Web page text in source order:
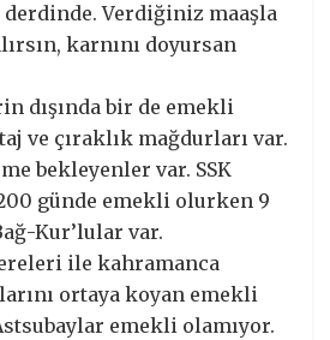
derdinde. Verdiğiniz maaşla
karnını doyursan
dışında bir de emekli
ve çıraklık mağdurları var.
bekleyenler var. SSK
günde emekli olurken 9
Kur’lular var.
ile kahramanca
ortaya koyan emekli
emekli olamıyor.